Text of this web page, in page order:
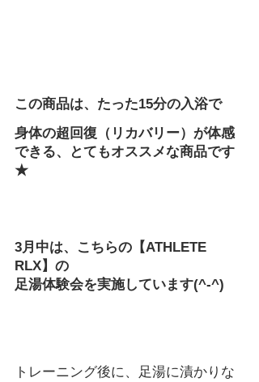
この商品は、たった15分の入浴で
身体の超回復（リカバリー）が体感
できる、とてもオススメな商品です
★
3月中は、こちらの【ATHLETE
RLX】の
足湯体験会を実施しています(^-^)
トレーニング後に、足湯に漬かりな